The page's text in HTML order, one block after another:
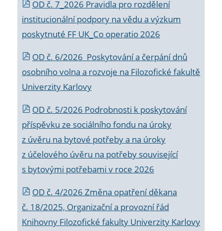
OD č. 7_2026 Pravidla pro rozdělení
institucionální podpory na vědu a výzkum
poskytnuté FF UK_Co operatio 2026
OD č. 6/2026 Poskytování a čerpání dnů
osobního volna a rozvoje na Filozofické fakultě
Univerzity Karlovy
OD č. 5/2026 Podrobnosti k poskytování
příspěvku ze sociálního fondu na úroky
z úvěru na bytové potřeby a na úroky
z účelového úvěru na potřeby související
s bytovými potřebami v roce 2026
OD č. 4/2026 Změna opatření děkana
č. 18/2025, Organizační a provozní řád
Knihovny Filozofické fakulty Univerzity Karlovy